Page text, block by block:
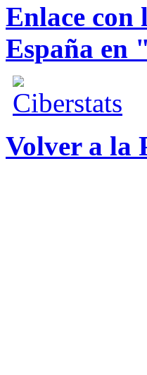
Enlace con
España en
Volver a la